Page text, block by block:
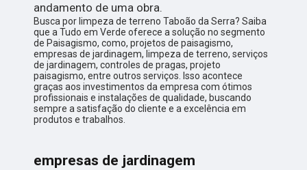
andamento de uma obra.
Busca por limpeza de terreno Taboão da Serra? Saiba
que a Tudo em Verde oferece a solução no segmento
de Paisagismo, como, projetos de paisagismo,
empresas de jardinagem, limpeza de terreno, serviços
de jardinagem, controles de pragas, projeto
paisagismo, entre outros serviços. Isso acontece
graças aos investimentos da empresa com ótimos
profissionais e instalações de qualidade, buscando
sempre a satisfação do cliente e a excelência em
produtos e trabalhos.
empresas de jardinagem